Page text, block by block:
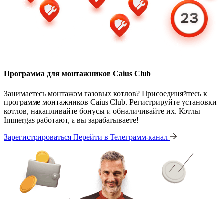
Программа для монтажников Caius Club
Занимаетесь монтажом газовых котлов? Присоединяйтесь к
программе монтажников Caius Club. Регистрируйте установки
котлов, накапливайте бонусы и обналичивайте их. Котлы
Immergas работают, а вы зарабатываете!
Зарегистрироваться Перейти в Телеграмм-канал